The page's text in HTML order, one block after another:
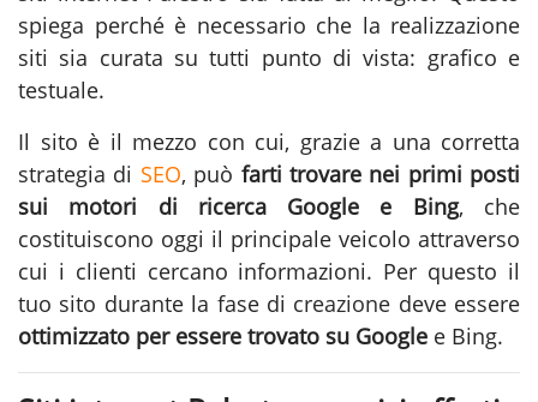
spiega perché è necessario che la realizzazione
siti sia curata su tutti punto di vista: grafico e
testuale.
Il sito è il mezzo con cui, grazie a una corretta
strategia di SEO, può farti trovare nei primi posti
sui motori di ricerca Google e Bing, che
costituiscono oggi il principale veicolo attraverso
cui i clienti cercano informazioni. Per questo il
tuo sito durante la fase di creazione deve essere
ottimizzato per essere trovato su Google e Bing.